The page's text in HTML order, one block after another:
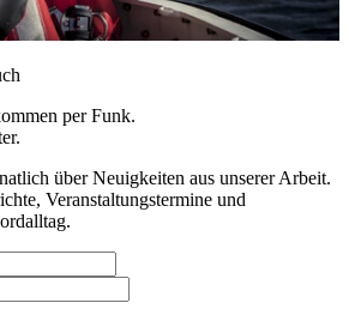
per Funk.
über Neuigkeiten aus unserer Arbeit.
Veranstaltungstermine und